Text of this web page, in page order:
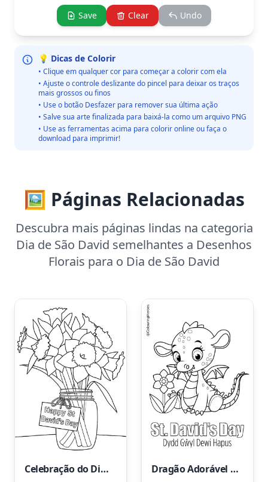
Save Clear Undo
💡 Dicas de Colorir
• Clique em qualquer cor para começar a colorir com ela
• Ajuste o controle deslizante do pincel para deixar os traços
mais grossos ou finos
• Use o botão Desfazer para remover sua última ação
• Salve sua arte finalizada para baixá-la como um arquivo PNG
• Use as ferramentas acima para colorir online ou faça o
download para imprimir!
🖼️ Páginas Relacionadas
Descubra mais páginas lindas na categoria
Dia de São David semelhantes a Desenhos
Florais para o Dia de São David
Celebração do Dia de São David Dragão Adorável para o Dia de São David